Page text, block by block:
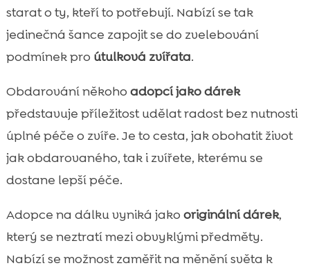
starat o ty, kteří to potřebují. Nabízí se tak
jedinečná šance zapojit se do zvelebování
podmínek pro útulková zvířata.
Obdarování někoho adopcí jako dárek
představuje příležitost udělat radost bez nutnosti
úplné péče o zvíře. Je to cesta, jak obohatit život
jak obdarovaného, tak i zvířete, kterému se
dostane lepší péče.
Adopce na dálku vyniká jako originální dárek,
který se neztratí mezi obvyklými předměty.
Nabízí se možnost zaměřit na měnění světa k